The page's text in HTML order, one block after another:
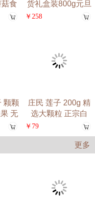
礼盒装800g元旦
春节
￥258
蛎干
民 莲子 200g 精
选大颗粒 正宗白
庄民
年20
￥918
更多